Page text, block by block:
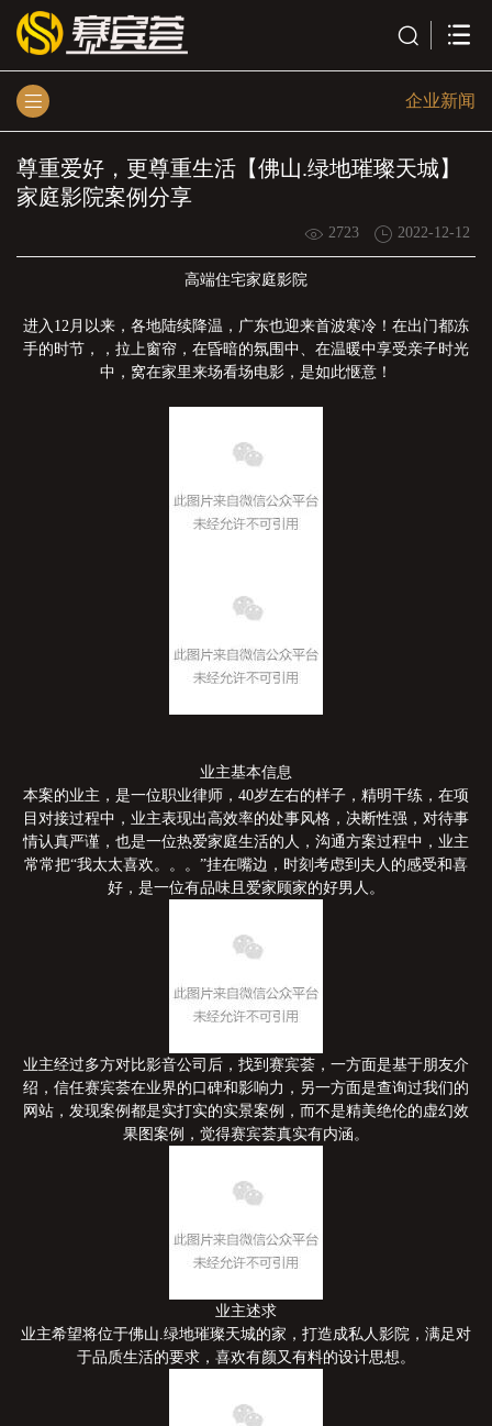
企业新闻
尊重爱好，更尊重生活【佛山.绿地璀璨天城】
家庭影院案例分享
2723 2022-12-12
高端住宅家庭影院
进入12月以来，各地陆续降温，广东也迎来首波寒冷！在出门都冻
手的时节，，拉上窗帘，在昏暗的氛围中、在温暖中享受亲子时光
中，窝在家里来场看场电影，是如此惬意！
业主基本信息
本案的业主，是一位职业律师，40岁左右的样子，精明干练，在项
目对接过程中，业主表现出高效率的处事风格，决断性强，对待事
情认真严谨，也是一位热爱家庭生活的人，沟通方案过程中，业主
常常把“我太太喜欢。。。”挂在嘴边，时刻考虑到夫人的感受和喜
好，是一位有品味且爱家顾家的好男人。
业主经过多方对比影音公司后，找到赛宾荟，一方面是基于朋友介
绍，信任赛宾荟在业界的口碑和影响力，另一方面是查询过我们的
网站，发现案例都是实打实的实景案例，而不是精美绝伦的虚幻效
果图案例，觉得赛宾荟真实有内涵。
业主述求
业主希望将位于佛山.绿地璀璨天城的家，打造成私人影院，满足对
于品质生活的要求，喜欢有颜又有料的设计思想。